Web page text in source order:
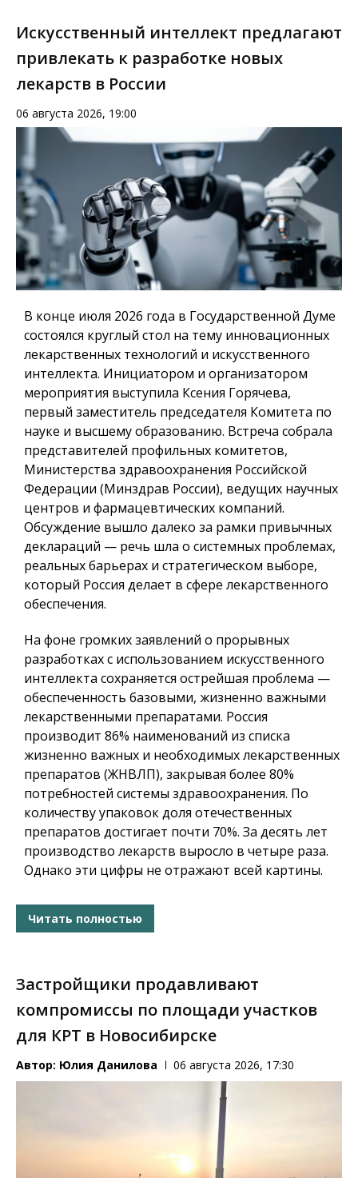
Искусственный интеллект предлагают
привлекать к разработке новых
лекарств в России
06 августа 2026, 19:00
В конце июля 2026 года в Государственной Думе
состоялся круглый стол на тему инновационных
лекарственных технологий и искусственного
интеллекта. Инициатором и организатором
мероприятия выступила Ксения Горячева,
первый заместитель председателя Комитета по
науке и высшему образованию. Встреча собрала
представителей профильных комитетов,
Министерства здравоохранения Российской
Федерации (Минздрав России), ведущих научных
центров и фармацевтических компаний.
Обсуждение вышло далеко за рамки привычных
деклараций — речь шла о системных проблемах,
реальных барьерах и стратегическом выборе,
который Россия делает в сфере лекарственного
обеспечения.
На фоне громких заявлений о прорывных
разработках с использованием искусственного
интеллекта сохраняется острейшая проблема —
обеспеченность базовыми, жизненно важными
лекарственными препаратами. Россия
производит 86% наименований из списка
жизненно важных и необходимых лекарственных
препаратов (ЖНВЛП), закрывая более 80%
потребностей системы здравоохранения. По
количеству упаковок доля отечественных
препаратов достигает почти 70%. За десять лет
производство лекарств выросло в четыре раза.
Однако эти цифры не отражают всей картины.
Читать полностью
Застройщики продавливают
компромиссы по площади участков
для КРТ в Новосибирске
Автор: Юлия Данилова 06 августа 2026, 17:30